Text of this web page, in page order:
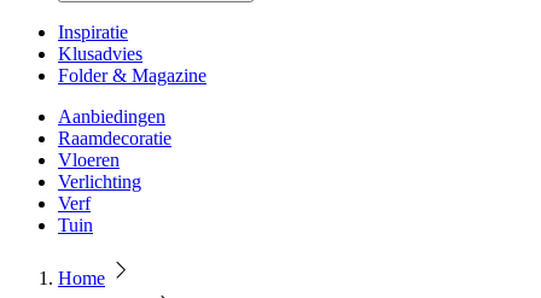
Inspiratie
Klusadvies
Folder & Magazine
Aanbiedingen
Raamdecoratie
Vloeren
Verlichting
Verf
Tuin
Home